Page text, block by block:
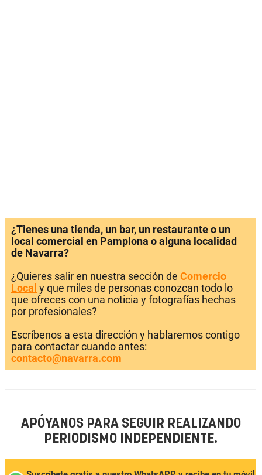
¿Tienes una tienda, un bar, un restaurante o un
local comercial en Pamplona o alguna localidad
de Navarra?
¿Quieres salir en nuestra sección de Comercio
Local y que miles de personas conozcan todo lo
que ofreces con una noticia y fotografías hechas
por profesionales?
Escríbenos a esta dirección y hablaremos contigo
para contactar cuando antes:
contacto@navarra.com
APÓYANOS PARA SEGUIR REALIZANDO
PERIODISMO INDEPENDIENTE.